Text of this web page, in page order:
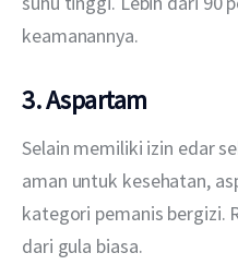
keamanannya.
3. Aspartam
Selain memiliki izin edar
aman untuk kesehatan,
kategori pemanis bergizi.
dari gula biasa.